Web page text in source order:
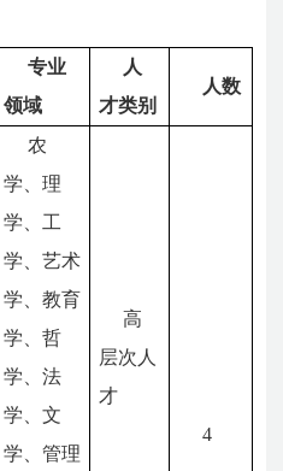
专业
领域
人
才类别
人数
农
学、理
学、工
学、艺术
学、教育
学、哲
学、法
学、文
学、管理
高
层次人
才
4